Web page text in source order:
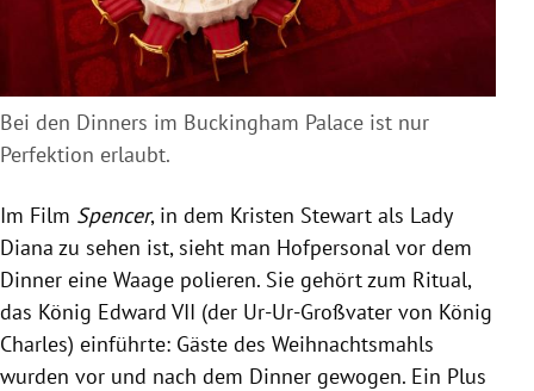
Bei den Dinners im Buckingham Palace ist nur
Perfektion erlaubt.
Im Film Spencer, in dem Kristen Stewart als Lady
Diana zu sehen ist, sieht man Hofpersonal vor dem
Dinner eine Waage polieren. Sie gehört zum Ritual,
das König Edward VII (der Ur-Ur-Großvater von König
Charles) einführte: Gäste des Weihnachtsmahls
wurden vor und nach dem Dinner gewogen. Ein Plus